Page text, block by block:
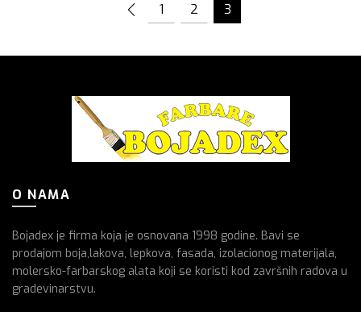
1 2 3
O NAMA
Bojadex je firma koja je osnovana 1998 godine. Bavi se
prodajom boja,lakova, lepkova, fasada, izolacionog materijala,
molersko-farbarskog alata koji se koristi kod završnih radova u
gradevinarstvu.